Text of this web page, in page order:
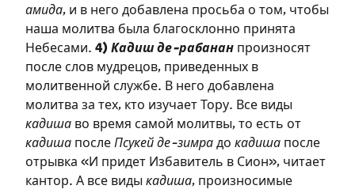
амида, и в него добавлена просьба о том, чтобы
наша молитва была благосклонно принята
Небесами. 4) Кадиш де-рабанан произносят
после слов мудрецов, приведенных в
молитвенной службе. В него добавлена
молитва за тех, кто изучает Тору. Все виды
кадиша во время самой молитвы, то есть от
кадиша после Псукей де-зимра до кадиша после
отрывка «И придет Избавитель в Сион», читает
кантор. А все виды кадиша, произносимые